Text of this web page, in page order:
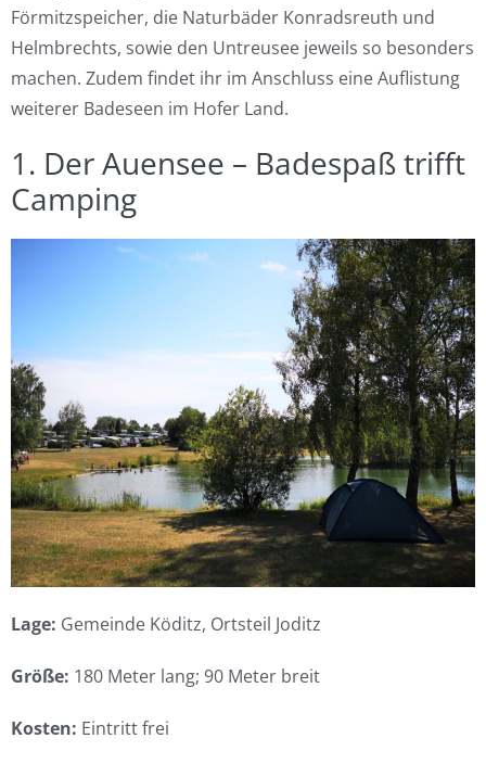
Förmitzspeicher, die Naturbäder Konradsreuth und
Helmbrechts, sowie den Untreusee jeweils so besonders
machen. Zudem findet ihr im Anschluss eine Auflistung
weiterer Badeseen im Hofer Land.
1. Der Auensee – Badespaß trifft
Camping
Lage: Gemeinde Köditz, Ortsteil Joditz
Größe: 180 Meter lang; 90 Meter breit
Kosten: Eintritt frei